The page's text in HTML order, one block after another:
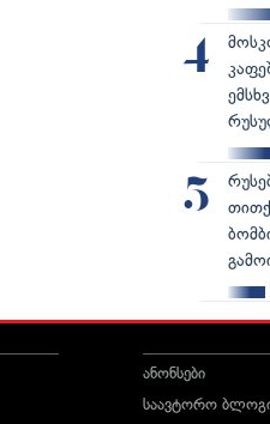
4
5
ანონსები
საავტორო